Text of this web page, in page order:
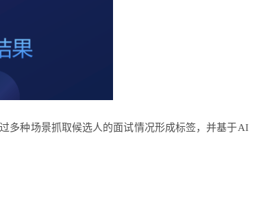
多种场景抓取候选人的面试情况形成标签，并基于AI